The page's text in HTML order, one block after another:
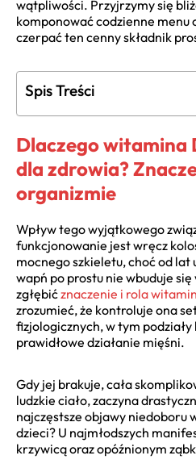
wątpliwości. Przyjrzymy się
komponować codzienne menu
czerpać ten cenny składnik
Spis Treści
Dlaczego witamina
dla zdrowia?
organizmie
Wpływ tego wyjątkowego
funkcjonowanie jest wręcz
mocnego szkieletu, choć od lat
wapń po prostu nie wbuduje
zgłębićznaczenie i rola
zrozumieć, że kontroluje ona
fizjologicznych, w tym
prawidłowe działanie mięśni.
Gdy jej brakuje, cała
ludzkie ciało, zaczyna
najczęstsze objawy niedoboru
dzieci? U najmłodszych
krzywicą oraz opóźnionym